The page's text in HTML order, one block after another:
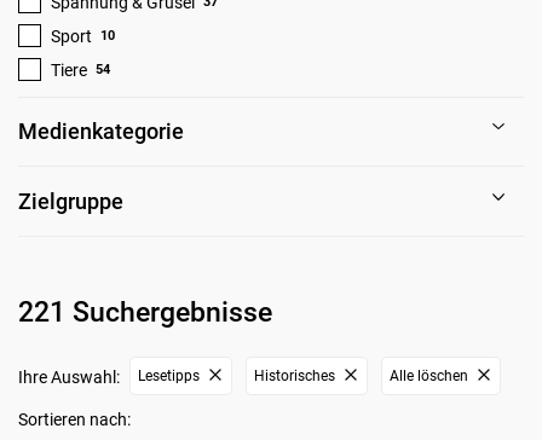
Sport 10
Tiere 54
Medienkategorie
Zielgruppe
221 Suchergebnisse
Ihre Auswahl: Lesetipps Historisches Alle löschen
Sortieren nach: